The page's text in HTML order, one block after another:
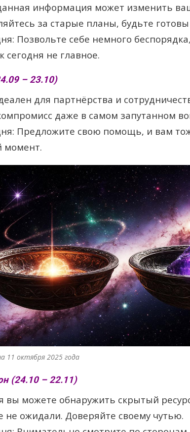
информация может изменить
за старые планы, будьте
Позвольте себе немного
сегодня не главное.
– 23.10)
для партнёрства и
даже в самом запутанном
Предложите свою помощь, и вам
момент.
11 октября 2025 года
(24.10 – 22.11)
вы можете обнаружить скрытый
не ожидали. Доверяйте своему чутью.